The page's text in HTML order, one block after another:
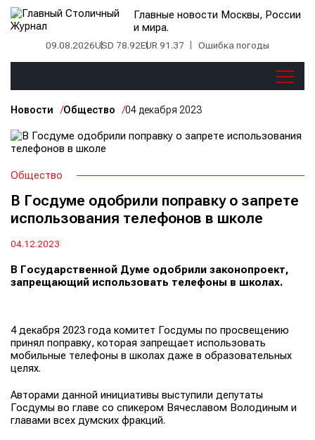
Главные новости Москвы, России
и мира.
09.08.2026USD 78.92EUR 91.37 Ошибка погоды
Новости Общество 04 декабря 2023
Общество
В Госдуме одобрили поправку о запрете
использования телефонов в школе
04.12.2023
В Государственной Думе одобрили законопроект,
запрещающий использовать телефоны в школах.
4 декабря 2023 года комитет Госдумы по просвещению
принял поправку, которая запрещает использовать
мобильные телефоны в школах даже в образовательных
целях.
Авторами данной инициативы выступили депутаты
Госдумы во главе со спикером Вячеславом Володиным и
главами всех думских фракций.